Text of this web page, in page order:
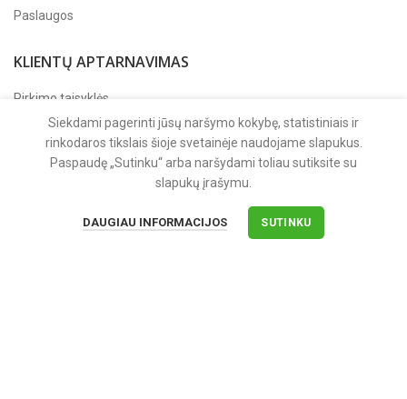
Paslaugos
KLIENTŲ APTARNAVIMAS
Pirkimo taisyklės
Apmokėjimas
Pristatymas
Siekdami pagerinti jūsų naršymo kokybę, statistiniais ir
rinkodaros tikslais šioje svetainėje naudojame slapukus.
Paspaudę „Sutinku“ arba naršydami toliau sutiksite su
slapukų įrašymu.
DAUGIAU INFORMACIJOS SUTINKU